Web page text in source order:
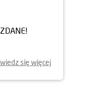
się więcej